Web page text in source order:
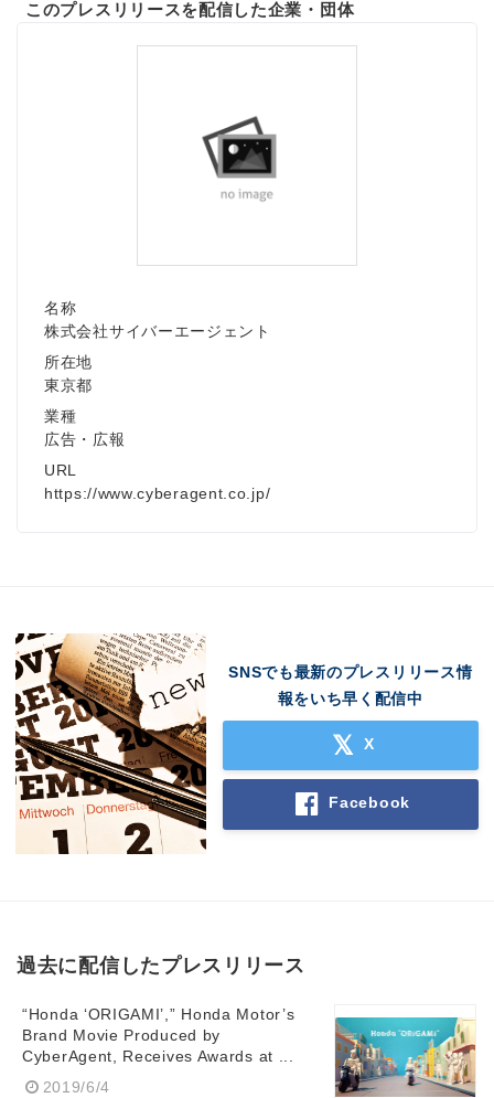
このプレスリリースを配信した企業・団体
名称
株式会社サイバーエージェント
所在地
東京都
業種
広告・広報
URL
https://www.cyberagent.co.jp/
SNSでも最新のプレスリリース情
報をいち早く配信中
X
Facebook
過去に配信したプレスリリース
“Honda ‘ORIGAMI’,” Honda Motor’s
Brand Movie Produced by
CyberAgent, Receives Awards at ...
2019/6/4
English